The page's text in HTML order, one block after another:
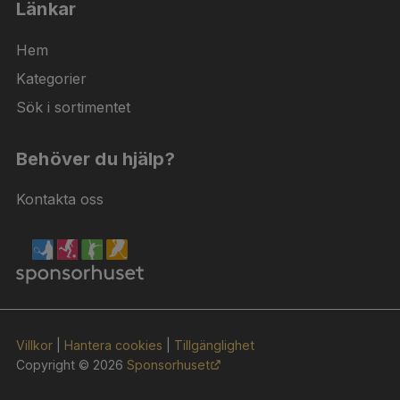
Länkar
Hem
Kategorier
Sök i sortimentet
Behöver du hjälp?
Kontakta oss
Villkor Hantera cookies
Tillgänglighet
Copyright © 2026Sponsorhuset